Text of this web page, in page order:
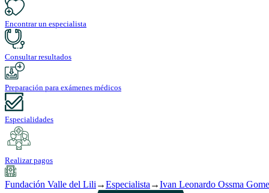
Encontrar un especialista
Consultar resultados
Preparación para exámenes médicos
Especialidades
Realizar pagos
Fundación Valle del Lili →Especialista →Ivan Leonardo Ossma